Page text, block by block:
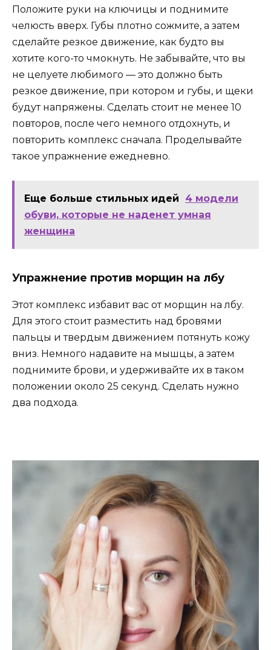
Положите руки на ключицы и поднимите
челюсть вверх. Губы плотно сожмите, а затем
сделайте резкое движение, как будто вы
хотите кого-то чмокнуть. Не забывайте, что вы
не целуете любимого — это должно быть
резкое движение, при котором и губы, и щеки
будут напряжены. Сделать стоит не менее 10
повторов, после чего немного отдохнуть, и
повторить комплекс сначала. Проделывайте
такое упражнение ежедневно.
Еще больше стильных идей
4 модели
обуви, которые не наденет умная
женщина
Упражнение против морщин на лбу
Этот комплекс избавит вас от морщин на лбу.
Для этого стоит разместить над бровями
пальцы и твердым движением потянуть кожу
вниз. Немного надавите на мышцы, а затем
поднимите брови, и удерживайте их в таком
положении около 25 секунд. Сделать нужно
два подхода.